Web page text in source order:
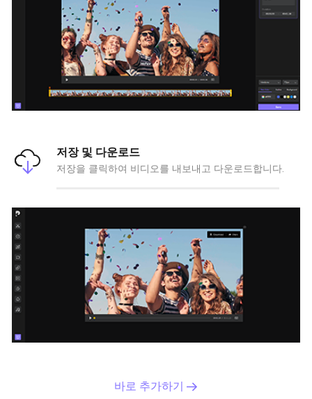
저장 및 다운로드
저장을 클릭하여 비디오를 내보내고 다운로드합니다.
바로 추가하기